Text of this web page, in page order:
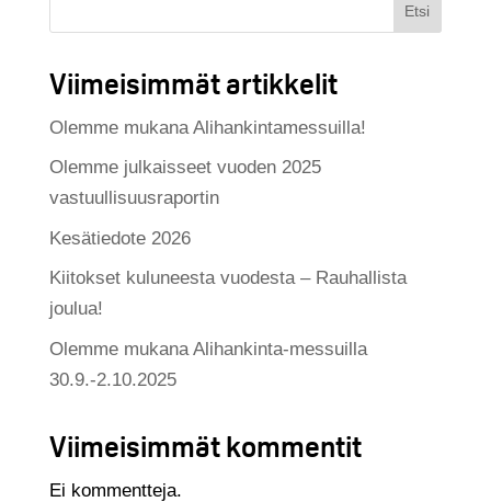
Etsi
Viimeisimmät artikkelit
Olemme mukana Alihankintamessuilla!
Olemme julkaisseet vuoden 2025
vastuullisuusraportin
Kesätiedote 2026
Kiitokset kuluneesta vuodesta – Rauhallista
joulua!
Olemme mukana Alihankinta-messuilla
30.9.-2.10.2025
Viimeisimmät kommentit
Ei kommentteja.